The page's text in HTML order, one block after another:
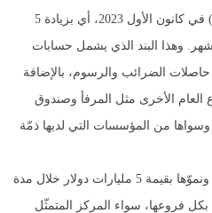
مع 185 تريليون ليرة (2 مليار دولار) في كانون الأول 2023، أي بزيادة 5
وهذا البند الذي يشمل حسابات
الضرائب والرسوم، بالإضافة
الأخرى مثل المرفأ وصندوق
من المؤسسات التي لديها ذمّة
تطوّر هذه الحسابات بهذه السرعة، ونموّها بقيمة 5 مليارات دولار خلال مدة
بكل فروعها، سواء المركز المتمثّل